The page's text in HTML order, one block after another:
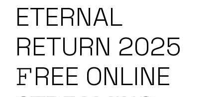
ETERNAL
RETURN 2025
𝙵REE ONLINE